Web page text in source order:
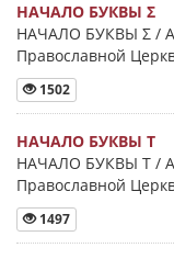
НАЧАЛО БУКВЫ Σ
НАЧАЛО БУКВЫ Σ /
Православной
1502
НАЧАЛО БУКВЫ Τ
НАЧАЛО БУКВЫ Τ /
Православной
1497